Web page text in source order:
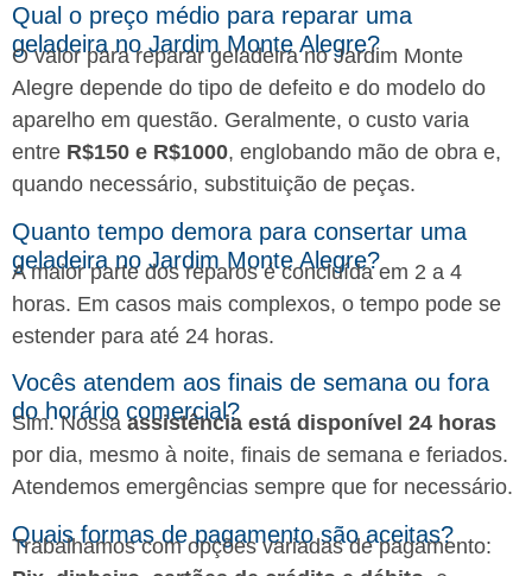
Qual o preço médio para reparar uma
geladeira no Jardim Monte Alegre?
O valor para reparar geladeira no Jardim Monte
Alegre depende do tipo de defeito e do modelo do
aparelho em questão. Geralmente, o custo varia
entre R$150 e R$1000, englobando mão de obra e,
quando necessário, substituição de peças.
Quanto tempo demora para consertar uma
geladeira no Jardim Monte Alegre?
A maior parte dos reparos é concluída em 2 a 4
horas. Em casos mais complexos, o tempo pode se
estender para até 24 horas.
Vocês atendem aos finais de semana ou fora
do horário comercial?
Sim. Nossa assistência está disponível 24 horas
por dia, mesmo à noite, finais de semana e feriados.
Atendemos emergências sempre que for necessário.
Quais formas de pagamento são aceitas?
Trabalhamos com opções variadas de pagamento: